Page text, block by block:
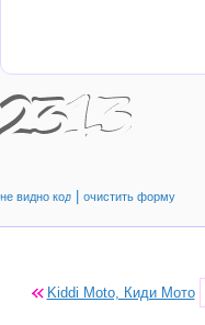
Kiddi Moto, Киди Мото